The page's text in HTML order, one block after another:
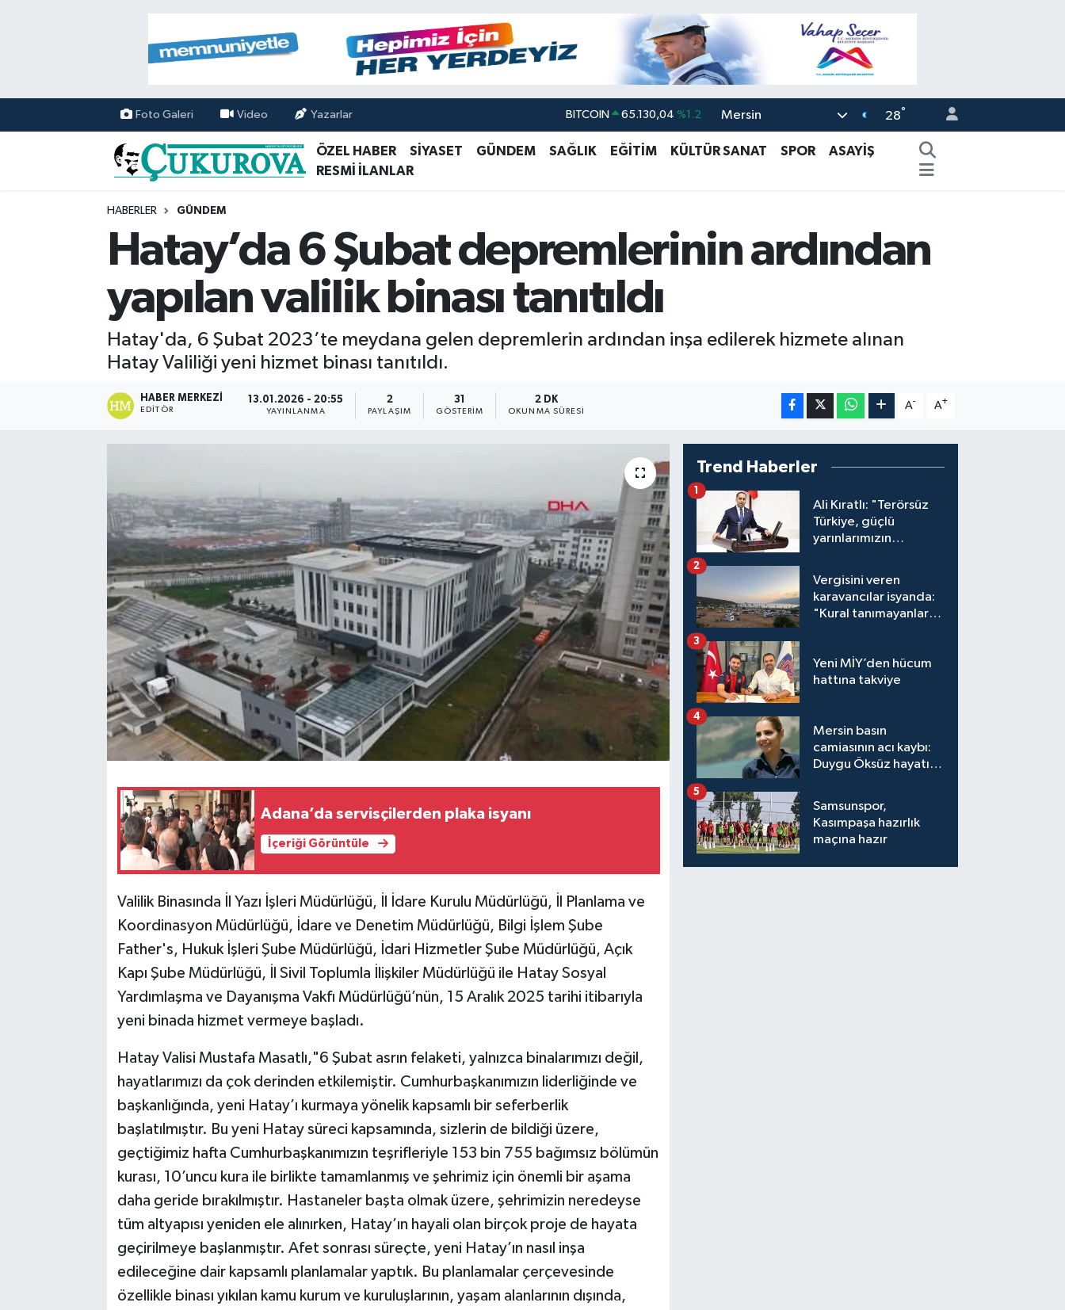
Foto Galeri Video Yazarlar
65.130,04 %1.2
DOLAR 47,7106 %0.17
EURO 55,1652 %0.27
BİST100 13.773 %-19
Mersin 28°
ÖZEL HABER SİYASET GÜNDEM SAĞLIK EĞİTİM KÜLTÜR SANAT SPOR
ASAYİŞ
RESMİ İLANLAR
HABERLER GÜNDEM
Hatay’da 6 Şubat depremlerinin ardından
yapılan valilik binası tanıtıldı
Hatay'da, 6 Şubat 2023’te meydana gelen depremlerin ardından inşa edilerek hizmete alınan
Hatay Valiliği yeni hizmet binası tanıtıldı.
HABER MERKEZI
EDITÖR
13.01.2026 - 20:55
YAYINLANMA
2
PAYLAŞIM
31
GÖSTERIM
2 DK
OKUNMA SÜRESI
A- A+
Adana’da servisçilerden plaka isyanı
İçeriği Görüntüle
Valilik Binasında İl Yazı İşleri Müdürlüğü, İl İdare Kurulu Müdürlüğü, İl Planlama ve
Koordinasyon Müdürlüğü, İdare ve Denetim Müdürlüğü, Bilgi İşlem Şube
Father's, Hukuk İşleri Şube Müdürlüğü, İdari Hizmetler Şube Müdürlüğü, Açık
Kapı Şube Müdürlüğü, İl Sivil Toplumla İlişkiler Müdürlüğü ile Hatay Sosyal
Yardımlaşma ve Dayanışma Vakfı Müdürlüğü’nün, 15 Aralık 2025 tarihi itibarıyla
yeni binada hizmet vermeye başladı.
Hatay Valisi Mustafa Masatlı,"6 Şubat asrın felaketi, yalnızca binalarımızı değil,
hayatlarımızı da çok derinden etkilemiştir. Cumhurbaşkanımızın liderliğinde ve
başkanlığında, yeni Hatay’ı kurmaya yönelik kapsamlı bir seferberlik
başlatılmıştır. Bu yeni Hatay süreci kapsamında, sizlerin de bildiği üzere,
geçtiğimiz hafta Cumhurbaşkanımızın teşrifleriyle 153 bin 755 bağımsız bölümün
kurası, 10’uncu kura ile birlikte tamamlanmış ve şehrimiz için önemli bir aşama
daha geride bırakılmıştır. Hastaneler başta olmak üzere, şehrimizin neredeyse
tüm altyapısı yeniden ele alınırken, Hatay’ın hayali olan birçok proje de hayata
geçirilmeye başlanmıştır. Afet sonrası süreçte, yeni Hatay’ın nasıl inşa
edileceğine dair kapsamlı planlamalar yaptık. Bu planlamalar çerçevesinde
özellikle binası yıkılan kamu kurum ve kuruluşlarının, yaşam alanlarının dışında,
Trend Haberler
Ali Kıratlı: "Terörsüz
Türkiye, güçlü
yarınlarımızın
1
Vergisini veren
karavancılar isyanda:
"Kural tanımayanlar
2
Yeni MİY’den hücum
hattına takviye
3
Mersin basın
camiasının acı kaybı:
Duygu Öksüz hayatını
4
Samsunspor,
Kasımpaşa hazırlık
maçına hazır
5
Mersin Nöbetçi Eczaneler
Mersin Hava Durumu
Mersin Namaz Vakitleri
Mersin Trafik Yoğunluk Haritası
Tüm Manşetler
Son Dakika Haberleri
Haber Arşivi